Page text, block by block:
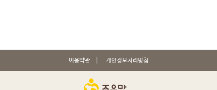
이용약관 개인정보처리방침